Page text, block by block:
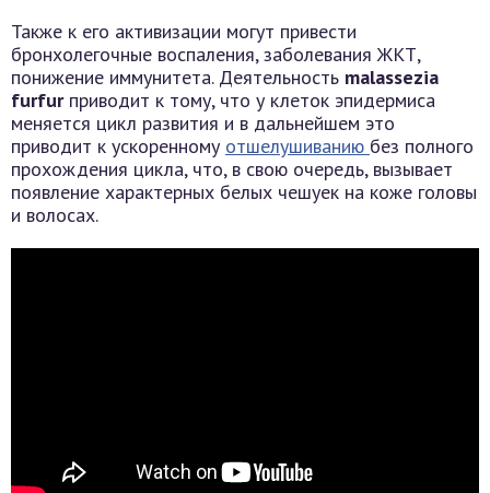
Также к его активизации могут привести
бронхолегочные воспаления, заболевания ЖКТ,
понижение иммунитета. Деятельность malassezia
furfurприводит к тому, что у клеток эпидермиса
меняется цикл развития и в дальнейшем это
приводит к ускоренному отшелушиванию без полного
прохождения цикла, что, в свою очередь, вызывает
появление характерных белых чешуек на коже головы
и волосах.